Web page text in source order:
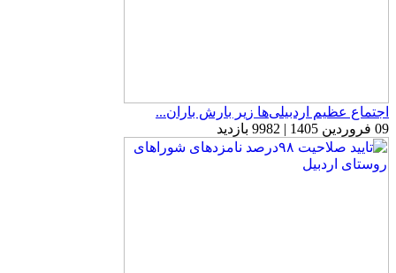
اجتماع عظیم اردبیلی‌ها زیر بارش باران...
09 فروردین 1405 | 9982 بازدید